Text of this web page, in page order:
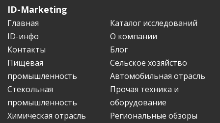
ID-Marketing
Главная
Каталог исследований
ID-инфо
О компании
Контакты
Блог
Пищевая
промышленность
Сельское хозяйство
Автомобильная отрасль
Стекольная
промышленность
Прочая техника и
оборудование
Химическая отрасль
Региональные обзоры